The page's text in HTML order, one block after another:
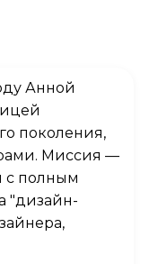
Анной
поколения,
Миссия —
с полным
"дизайн-